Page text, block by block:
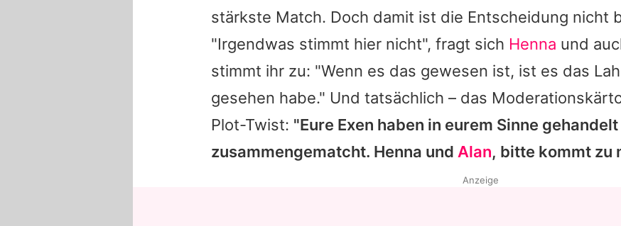
Redaktionelle Richtlinien
Impressum
Datenschutzerklärung
Nutzungsbedingungen
stärkste Match. Doch damit ist die Entscheidung nicht
"Irgendwas stimmt hier nicht", fragt sich Henna und
stimmt ihr zu: "Wenn es das gewesen ist, ist es das
gesehen habe." Und tatsächlich – das
Plot-Twist: "Eure Exen haben in eurem Sinne
zusammengematcht. Henna und Alan, bitte kommt zu
Anzeige